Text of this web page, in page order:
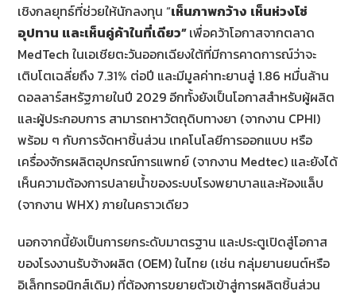
เชิงกลยุทธ์ที่ช่วยให้นักลงทุน “เห็นภาพกว้าง เห็นห่วงโซ่
อุปทาน และเห็นคู่ค้าในที่เดียว”เพื่อคว้าโอกาสจากตลาด
MedTech ในเอเชียตะวันออกเฉียงใต้ที่มีการคาดการณ์ว่าจะ
เติบโตเฉลี่ยถึง 7.31% ต่อปี และมีมูลค่าทะยานสู่ 1.86 หมื่นล้าน
ดอลลาร์สหรัฐภายในปี 2029 อีกทั้งยังเป็นโอกาสสำหรับผู้ผลิต
และผู้ประกอบการ สามารถหาวัตถุดิบทางยา (จากงาน CPHI)
พร้อม ๆ กับการจัดหาชิ้นส่วน เทคโนโลยีการออกแบบ หรือ
เครื่องจักรผลิตอุปกรณ์การแพทย์ (จากงาน Medtec) และยังได้
เห็นความต้องการปลายน้ำของระบบโรงพยาบาลและห้องแล็บ
(จากงาน WHX) ภายในคราวเดียว
นอกจากนี้ยังเป็นการยกระดับมาตรฐาน และประตูเปิดสู่โอกาส
ของโรงงานรับจ้างผลิต (OEM) ในไทย (เช่น กลุ่มยานยนต์หรือ
อิเล็กทรอนิกส์เดิม) ที่ต้องการขยายตัวเข้าสู่การผลิตชิ้นส่วน